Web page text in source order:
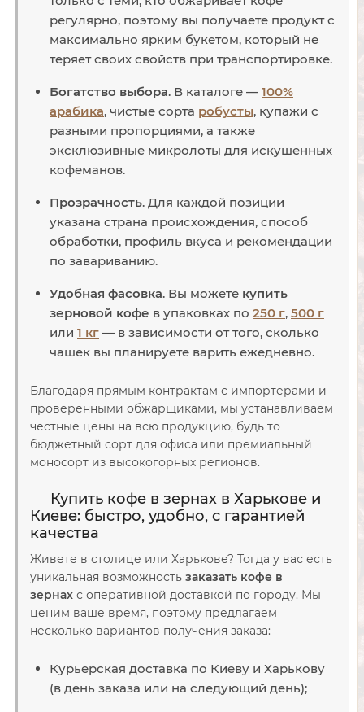
регулярно, поэтому вы получаете продукт с
максимально ярким букетом, который не
теряет своих свойств при транспортировке.
Богатство выбора. В каталоге — 100%
арабика, чистые сорта робусты, купажи с
разными пропорциями, а также
эксклюзивные микролоты для искушенных
кофеманов.
Прозрачность. Для каждой позиции
указана страна происхождения, способ
обработки, профиль вкуса и рекомендации
по завариванию.
Удобная фасовка. Вы можете купить
зерновой кофе в упаковках по 250 г, 500 г
или 1 кг — в зависимости от того, сколько
чашек вы планируете варить ежедневно.
Благодаря прямым контрактам с импортерами и
проверенными обжарщиками, мы устанавливаем
честные цены на всю продукцию, будь то
бюджетный сорт для офиса или премиальный
моносорт из высокогорных регионов.
Купить кофе в зернах в Харькове и
Киеве: быстро, удобно, с гарантией
качества
Живете в столице или Харькове? Тогда у вас есть
уникальная возможность заказать кофе в
зернах с оперативной доставкой по городу. Мы
ценим ваше время, поэтому предлагаем
несколько вариантов получения заказа:
Курьерская доставка по Киеву и Харькову
(в день заказа или на следующий день);